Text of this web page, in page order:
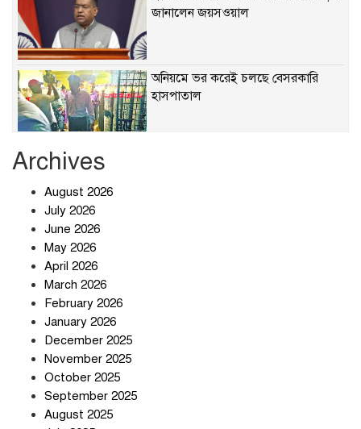
জানালেন জয়সওয়াল
অনিয়মে ভর করেই চলছে বেসরকারি
হাসপাতাল
Archives
August 2026
July 2026
June 2026
May 2026
April 2026
March 2026
February 2026
January 2026
December 2025
November 2025
October 2025
September 2025
August 2025